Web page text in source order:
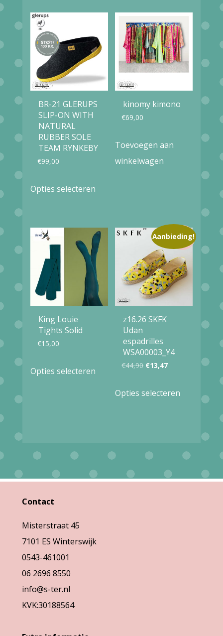
01880
hot
wave
flower
aantal
BR-21 GLERUPS
SLIP-ON WITH
NATURAL
RUBBER SOLE
TEAM RYNKEBY
€99,00
Opties selecteren
meerdere
variaties.
Deze
optie
kan
gekozen
productpagina
kinomy kimono
€69,00
Toevoegen aan
winkelwagen
King Louie
Tights Solid
€15,00
Opties selecteren
optie
kan
de
Aanbieding!
z16.26 SKFK
Udan
espadrilles
WSA00003_Y4
€44,90 Oorspronkelijke
was:
€13,47Huidige
is:
Opties selecteren
product
meerdere
optie
Contact
Misterstraat 45
7101 ES Winterswijk
0543-461001
06 2696 8550
info@s-ter.nl
KVK:30188564